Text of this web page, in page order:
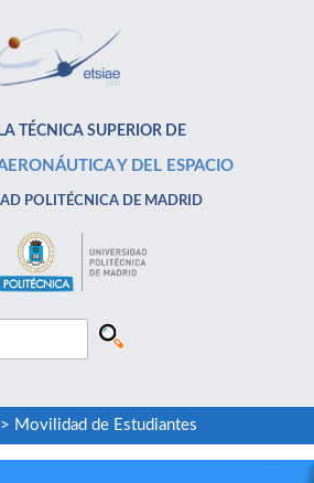
TÉCNICA SUPERIOR DE
Y DEL ESPACIO
POLITÉCNICA DE MADRID
> Movilidad de Estudiantes